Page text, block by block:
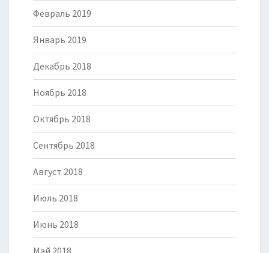
Февраль 2019
Январь 2019
Декабрь 2018
Ноябрь 2018
Октябрь 2018
Сентябрь 2018
Август 2018
Июль 2018
Июнь 2018